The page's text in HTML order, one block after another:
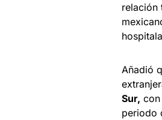
relación
Añadió
Sur,
periodo